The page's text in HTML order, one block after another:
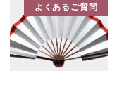
よくあるご質問